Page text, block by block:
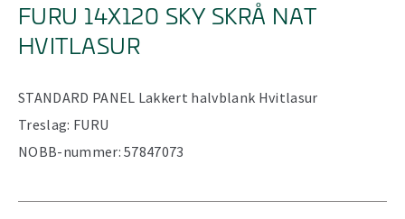
FURU 14X120 SKY SKRÅ NAT
HVITLASUR
STANDARD PANEL Lakkert halvblank Hvitlasur
Treslag: FURU
NOBB-nummer:57847073